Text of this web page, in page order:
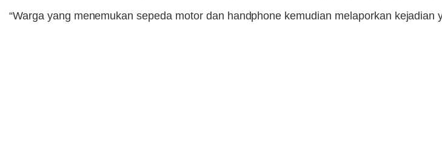
“Warga yang menemukan sepeda motor dan handphone kemudian melaporkan